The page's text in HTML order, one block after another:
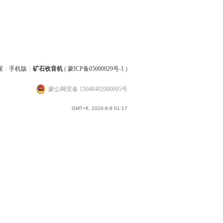
手机版 矿石收音机( 蒙ICP备05000029号-1 )
蒙公网安备 15040402000005号
GMT+8, 2026-8-9 01:17